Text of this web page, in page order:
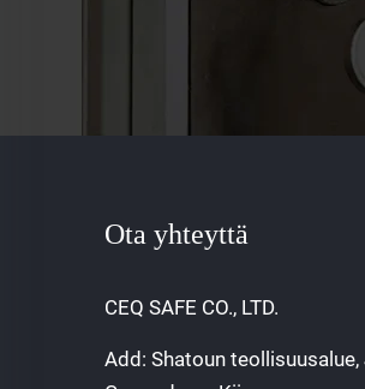
Ota yhteyttä
CEQ SAFE CO., LTD.
Add: Shatoun